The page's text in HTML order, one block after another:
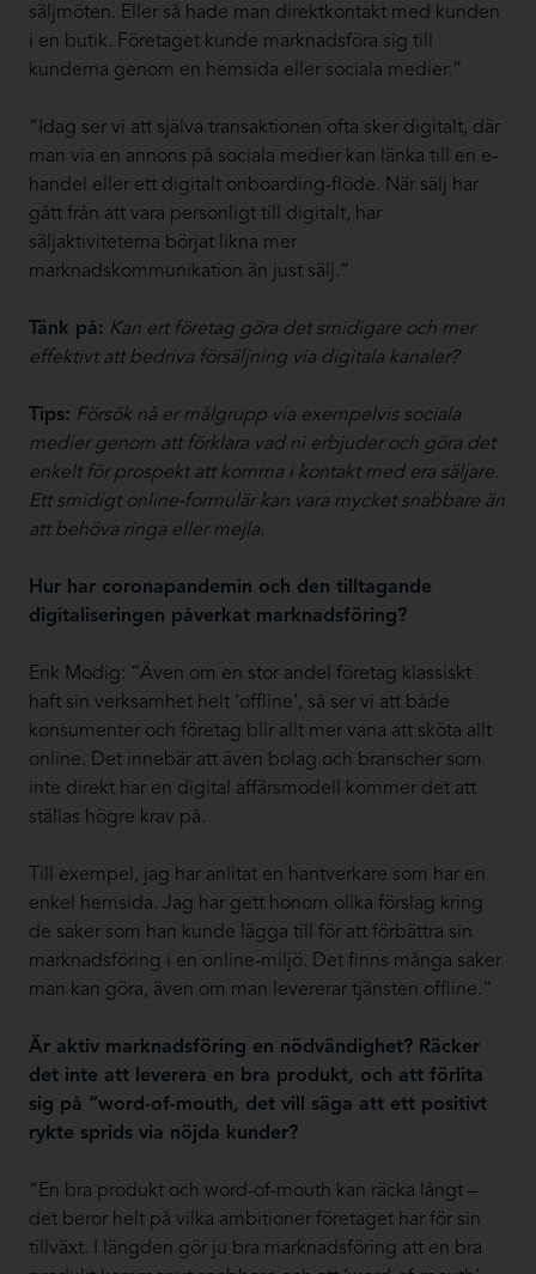
säljmöten. Eller så hade man direktkontakt med kunden
i en butik. Företaget kunde marknadsföra sig till
kunderna genom en hemsida eller sociala medier.”
“Idag ser vi att själva transaktionen ofta sker digitalt, där
man via en annons på sociala medier kan länka till en e-
handel eller ett digitalt onboarding-flöde. När sälj har
gått från att vara personligt till digitalt, har
säljaktiviteterna börjat likna mer
marknadskommunikation än just sälj.”
Tänk på: Kan ert företag göra det smidigare och mer
effektivt att bedriva försäljning via digitala kanaler?
Tips: Försök nå er målgrupp via exempelvis sociala
medier genom att förklara vad ni erbjuder och göra det
enkelt för prospekt att komma i kontakt med era säljare.
Ett smidigt online-formulär kan vara mycket snabbare än
att behöva ringa eller mejla.
Hur har coronapandemin och den tilltagande
digitaliseringen påverkat marknadsföring?
Erik Modig: “Även om en stor andel företag klassiskt
haft sin verksamhet helt ‘offline’, så ser vi att både
konsumenter och företag blir allt mer vana att sköta allt
online. Det innebär att även bolag och branscher som
inte direkt har en digital affärsmodell kommer det att
ställas högre krav på.
Till exempel, jag har anlitat en hantverkare som har en
enkel hemsida. Jag har gett honom olika förslag kring
de saker som han kunde lägga till för att förbättra sin
marknadsföring i en online-miljö. Det finns många saker
man kan göra, även om man levererar tjänsten offline.”
Är aktiv marknadsföring en nödvändighet? Räcker
det inte att leverera en bra produkt, och att förlita
sig på “word-of-mouth, det vill säga att ett positivt
rykte sprids via nöjda kunder?
“En bra produkt och word-of-mouth kan räcka långt –
det beror helt på vilka ambitioner företaget har för sin
tillväxt. I längden gör ju bra marknadsföring att en bra